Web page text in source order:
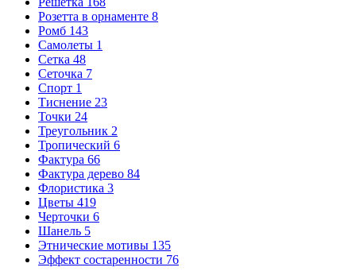
Розетта в орнаменте 8
Ромб 143
Самолеты 1
Сетка 48
Сеточка 7
Спорт 1
Тиснение 23
Точки 24
Треугольник 2
Тропический 6
Фактура 66
Фактура дерево 84
Флористика 3
Цветы 419
Черточки 6
Шанель 5
Этнические мотивы 135
Эффект состаренности 76